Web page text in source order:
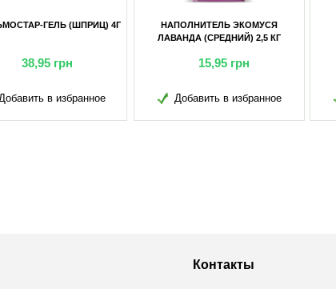
ГЕЛЬ (ШПРИЦ) 4Г
38,95 грн
Добавить в избранное
НАПОЛНИТЕЛЬ ЭКОМУСЯ
ЛАВАНДА (СРЕДНИЙ) 2,5 КГ
15,95 грн
Добавить в избранное
Контакты